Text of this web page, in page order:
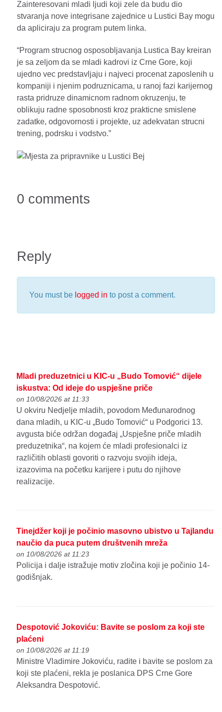
Zainteresovani mladi ljudi koji zele da budu dio
stvaranja nove integrisane zajednice u Lustici Bay mogu
da apliciraju za program putem linka.
“Program strucnog osposobljavanja Lustica Bay kreiran
je sa zeljom da se mladi kadrovi iz Crne Gore, koji
ujedno vec predstavljaju i najveci procenat zaposlenih u
kompaniji i njenim podruznicama, u ranoj fazi karijernog
rasta pridruze dinamicnom radnom okruzenju, te
oblikuju radne sposobnosti kroz prakticne smislene
zadatke, odgovornosti i projekte, uz adekvatan strucni
trening, podrsku i vodstvo.”
0 comments
Reply
You must be logged in to post a comment.
Mladi preduzetnici u KIC-u „Budo Tomović“ dijele
iskustva: Od ideje do uspješne priče
on 10/08/2026 at 11:33
U okviru Nedjelje mladih, povodom Međunarodnog
dana mladih, u KIC-u „Budo Tomović“ u Podgorici 13.
avgusta biće održan događaj „Uspješne priče mladih
preduzetnika“, na kojem će mladi profesionalci iz
različitih oblasti govoriti o razvoju svojih ideja,
izazovima na početku karijere i putu do njihove
realizacije.
Tinejdžer koji je počinio masovno ubistvo u Tajlandu
naučio da puca putem društvenih mreža
on 10/08/2026 at 11:23
Policija i dalje istražuje motiv zločina koji je počinio 14-
godišnjak.
Despotović Jokoviću: Bavite se poslom za koji ste
plaćeni
on 10/08/2026 at 11:19
Ministre Vladimire Jokoviću, radite i bavite se poslom za
koji ste plaćeni, rekla je poslanica DPS Crne Gore
Aleksandra Despotović.